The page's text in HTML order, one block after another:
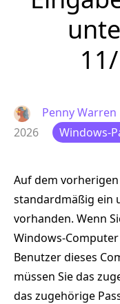
Penny Warren
2026
Windows-
Auf dem
standardmäßig ein
vorhanden. Wenn
Windows-
Benutzer dieses
müssen Sie das
das zugehörige